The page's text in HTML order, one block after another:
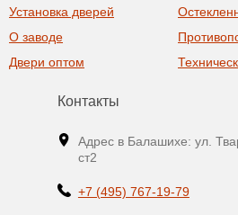
Установка дверей
О заводе
Двери оптом
Контакты
Адрес в Балашихе: ул.
ст2
+7 (495) 767-19-79